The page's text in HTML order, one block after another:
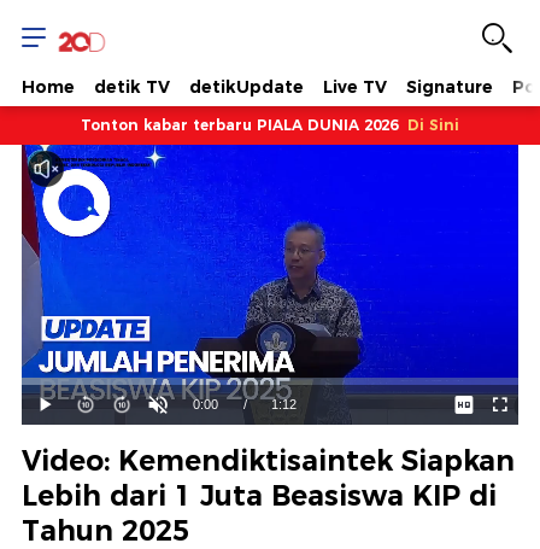
Home detik TV detikUpdate Live TV Signature
Tonton kabar terbaru PIALA DUNIA 2026 Di Sini
Mainkan
Suara
Hidup
Waktu
ini
0:00 / Durasi
1:12
Dimuat:
26.44%
Video: Kemendiktisaintek Siapkan
Lebih dari 1 Juta Beasiswa KIP di
Tahun 2025